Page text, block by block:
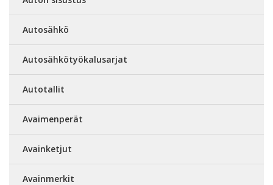
Autosähkö
Autosähkötyökalusarjat
Autotallit
Avaimenperät
Avainketjut
Avainmerkit